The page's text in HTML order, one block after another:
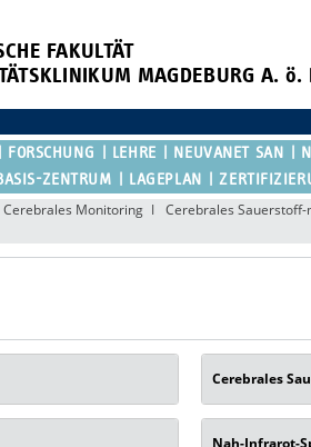
FAKULTÄT
MAGDEBURG A. ö.
FORSCHUNG LEHRE NEUVANET SAN
ZENTRUM LAGEPLAN
Cerebrales Monitoring Cerebrales
Cerebrales
Nah-Infrarot-